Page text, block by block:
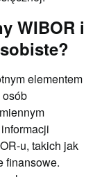
WIBOR i
elementem
u, takich jak
finansowe.